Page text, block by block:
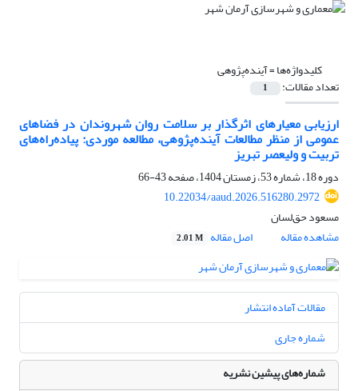
کلیدواژه‌ها =آینده‌پژوهی
تعداد مقالات: 1
ارزیابی معیارهای اثرگذار بر سلامت روان شهروندان در فضاهای
عمومی از منظر مطالعات آینده‌پژوهی، مطالعه موردی: پیاده‌راه‌های
تربیت و ولیعصر تبریز
دوره 18، شماره 53، زمستان 1404، صفحه
43-66
10.22034/aaud.2026.516280.2972
مسعود حق‌لسان
مشاهده مقاله
اصل مقاله 2.01 M
مقالات آماده انتشار
شماره جاری
شماره‌های پیشین نشریه